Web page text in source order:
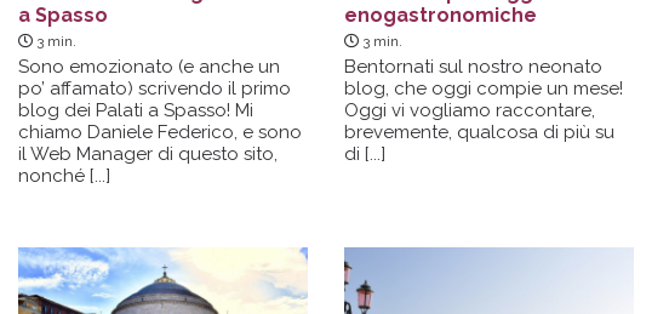
a Spasso
3 min.
Sono emozionato (e anche un
po’ affamato) scrivendo il primo
blog dei Palati a Spasso! Mi
chiamo Daniele Federico, e sono
il Web Manager di questo sito,
nonché [...]
enogastronomiche
3 min.
Bentornati sul nostro neonato
blog, che oggi compie un mese!
Oggi vi vogliamo raccontare,
brevemente, qualcosa di più su
di [...]